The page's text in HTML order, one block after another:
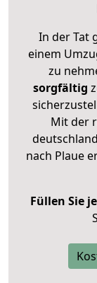
In der Tat
einem
zu
sorgfältig
Mit der
nach Plaue
Füllen Sie